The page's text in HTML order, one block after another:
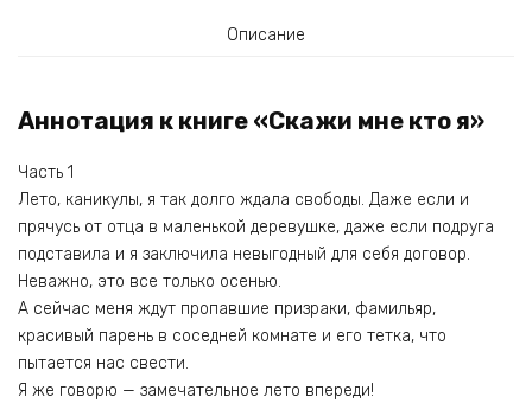
Описание
Аннотация к книге «Скажи мне кто я»
Часть 1
Лето, каникулы, я так долго ждала свободы. Даже если и
прячусь от отца в маленькой деревушке, даже если подруга
подставила и я заключила невыгодный для себя договор.
Неважно, это все только осенью.
А сейчас меня ждут пропавшие призраки, фамильяр,
красивый парень в соседней комнате и его тетка, что
пытается нас свести.
Я же говорю — замечательное лето впереди!